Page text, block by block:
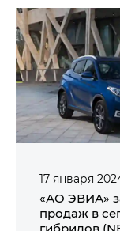
17 января
«АО ЭВИА»
продаж в
гибридов